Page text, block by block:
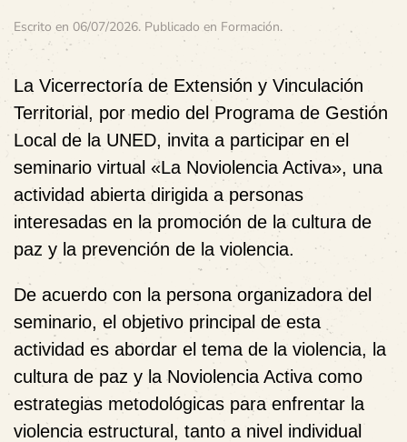
Escrito en 06/07/2026. Publicado en Formación.
La Vicerrectoría de Extensión y Vinculación
Territorial , por medio del Programa de Gestión
Local de la UNED, invita a participar en el
seminario virtual «La Noviolencia Activa», una
actividad abierta dirigida a personas
interesadas en la promoción de la cultura de
paz y la prevención de la violencia.
De acuerdo con la persona organizadora del
seminario, el objetivo principal de esta
actividad es abordar el tema de la violencia, la
cultura de paz y la Noviolencia Activa como
estrategias metodológicas para enfrentar la
violencia estructural, tanto a nivel individual